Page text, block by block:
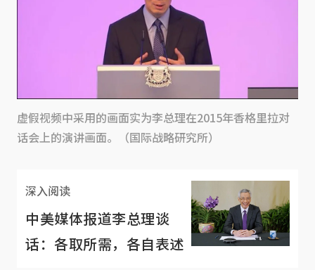
虚假视频中采用的画面实为李总理在2015年香格里拉对
话会上的演讲画面。（国际战略研究所）
深入阅读
中美媒体报道李总理谈
话：各取所需，各自表述